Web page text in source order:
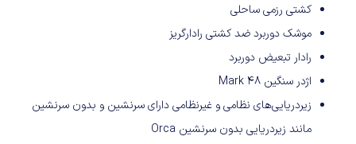
کشتی رزمی ساحلی
موشک دوربرد ضد کشتی رادارگریز
رادار تبعیض دوربرد
اژدر سنگین Mark 48
زیردریایی‌های نظامی و غیرنظامی دارای سرنشین و بدون سرنشین
مانند زیردریایی بدون سرنشین Orca